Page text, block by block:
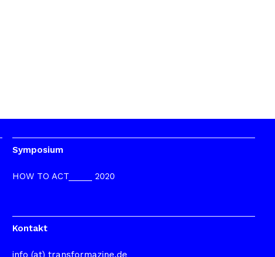
Symposium
HOW TO ACT_____ 2020
Kontakt
info (at) transformazine.de